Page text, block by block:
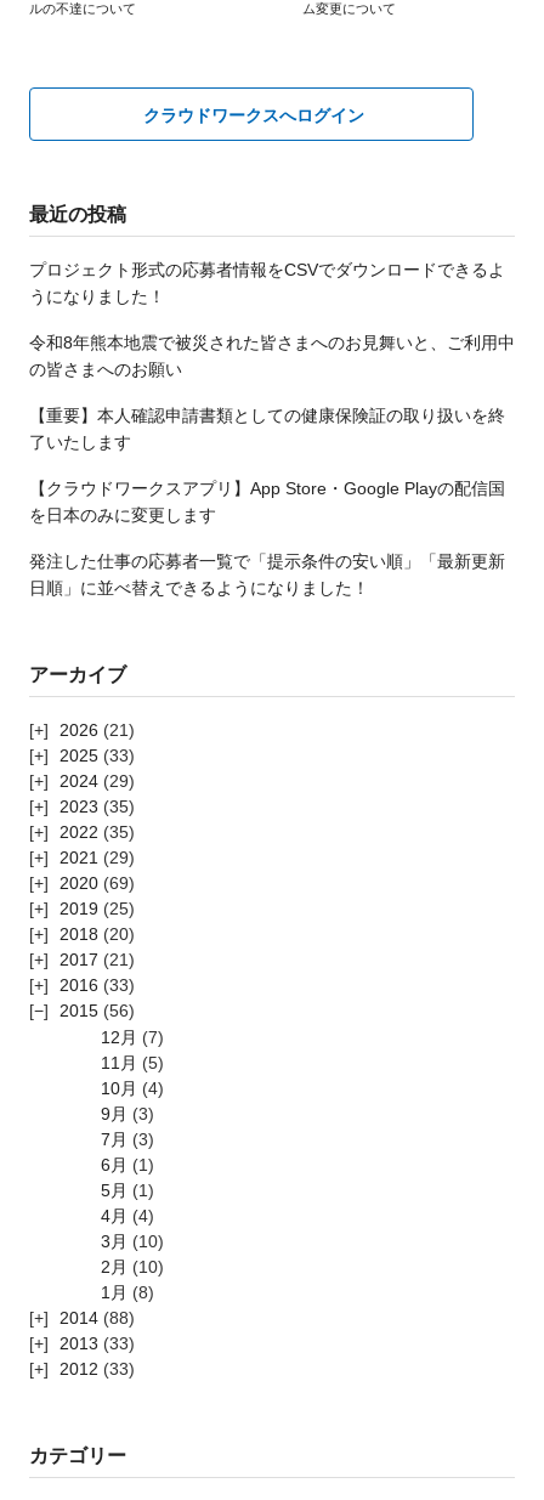
ルの不達について
ム変更について
クラウドワークスへログイン
最近の投稿
プロジェクト形式の応募者情報をCSVでダウンロードできるよ
うになりました！
令和8年熊本地震で被災された皆さまへのお見舞いと、ご利用中
の皆さまへのお願い
【重要】本人確認申請書類としての健康保険証の取り扱いを終
了いたします
【クラウドワークスアプリ】App Store・Google Playの配信国
を日本のみに変更します
発注した仕事の応募者一覧で「提示条件の安い順」「最新更新
日順」に並べ替えできるようになりました！
アーカイブ
2026 (21)
2025 (33)
2024 (29)
2023 (35)
2022 (35)
2021 (29)
2020 (69)
2019 (25)
2018 (20)
2017 (21)
2016 (33)
2015 (56)
12月 (7)
11月 (5)
10月 (4)
9月 (3)
7月 (3)
6月 (1)
5月 (1)
4月 (4)
3月 (10)
2月 (10)
1月 (8)
2014 (88)
2013 (33)
2012 (33)
カテゴリー